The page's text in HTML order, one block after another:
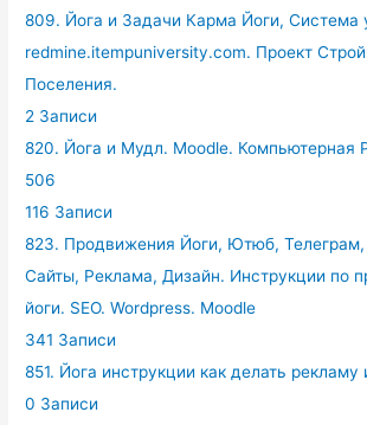
809. Йога и Задачи Карма Йоги, Система
redmine.itempuniversity.com. Проект
Поселения.
2 Записи
820. Йога и Мудл. Moodle. Компьютерная
506
116 Записи
823. Продвижения Йоги, Ютюб, Телеграм,
Сайты, Реклама, Дизайн. Инструкции по
йоги. SEO. Wordpress. Moodle
341 Записи
851. Йога инструкции как делать рекламу
0 Записи